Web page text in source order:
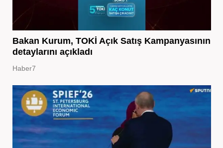
Bakan Kurum, TOKİ Açık Satış Kampanyasının
detaylarını açıkladı
Haber7